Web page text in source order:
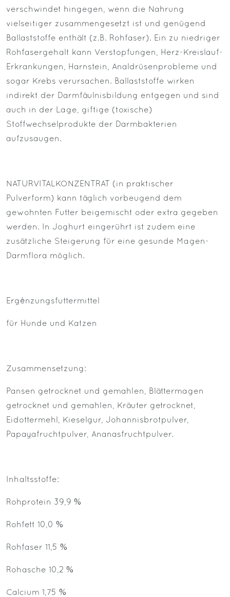
verschwindet hingegen, wenn die Nahrung
vielseitiger zusammengesetzt ist und genügend
Ballaststoffe enthält (z.B. Rohfaser). Ein zu niedriger
Rohfasergehalt kann Verstopfungen, Herz-Kreislauf-
Erkrankungen, Harnstein, Analdrüsenprobleme und
sogar Krebs verursachen. Ballaststoffe wirken
indirekt der Darmfäulnisbildung entgegen und sind
auch in der Lage, giftige (toxische)
Stoffwechselprodukte der Darmbakterien
aufzusaugen.
NATURVITALKONZENTRAT (in praktischer
Pulverform) kann täglich vorbeugend dem
gewohnten Futter beigemischt oder extra gegeben
werden. In Joghurt eingerührt ist zudem eine
zusätzliche Steigerung für eine gesunde Magen-
Darmflora möglich.
Ergènzungsfuttermittel
für Hunde und Katzen
Zusammensetzung:
Pansen getrocknet und gemahlen, Blättermagen
getrocknet und gemahlen, Kräuter getrocknet,
Eidottermehl, Kieselgur, Johannisbrotpulver,
Papayafruchtpulver, Ananasfruchtpulver.
Inhaltsstoffe:
Rohprotein 39,9 %
Rohfett 10,0 %
Rohfaser 11,5 %
Rohasche 10,2 %
Calcium 1,75 %